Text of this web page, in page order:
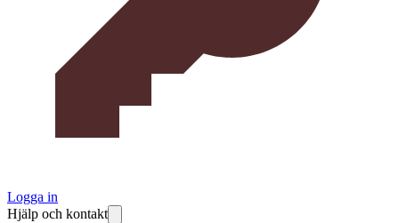
Logga in
Hjälp och kontakt